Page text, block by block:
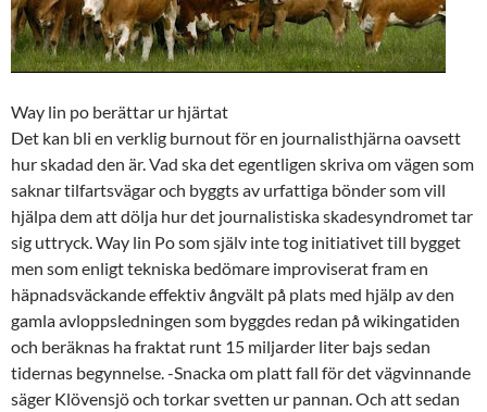
Way lin po berättar ur hjärtat
Det kan bli en verklig burnout för en journalisthjärna oavsett
hur skadad den är. Vad ska det egentligen skriva om vägen som
saknar tilfartsvägar och byggts av urfattiga bönder som vill
hjälpa dem att dölja hur det journalistiska skadesyndromet tar
sig uttryck. Way lin Po som själv inte tog initiativet till bygget
men som enligt tekniska bedömare improviserat fram en
häpnadsväckande effektiv ångvält på plats med hjälp av den
gamla avloppsledningen som byggdes redan på wikingatiden
och beräknas ha fraktat runt 15 miljarder liter bajs sedan
tidernas begynnelse. -Snacka om platt fall för det vägvinnande
säger Klövensjö och torkar svetten ur pannan. Och att sedan